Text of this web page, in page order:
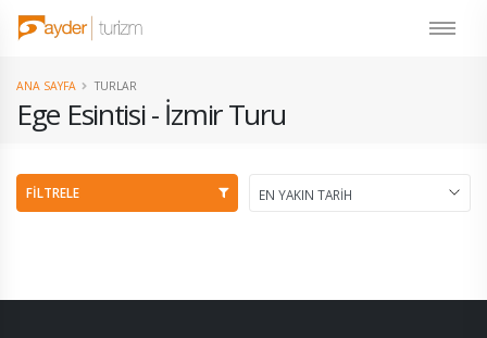
Ege Esintisi - İzmir Turu
ANA SAYFA TURLAR
FİLTRELE